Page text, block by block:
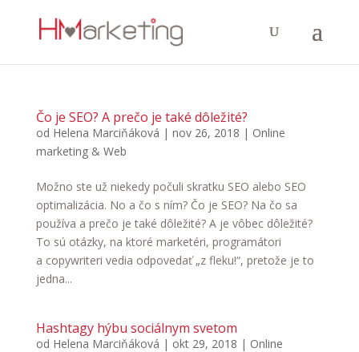
Čo je SEO? A prečo je také dôležité?
od Helena Marciňáková | nov 26, 2018 | Online
marketing & Web
Možno ste už niekedy počuli skratku SEO alebo SEO
optimalizácia. No a čo s ním? Čo je SEO? Na čo sa
používa a prečo je také dôležité? A je vôbec dôležité?
To sú otázky, na ktoré marketéri, programátori
a copywriteri vedia odpovedať „z fleku!“, pretože je to
jedna...
Hashtagy hýbu sociálnym svetom
od Helena Marciňáková | okt 29, 2018 | Online